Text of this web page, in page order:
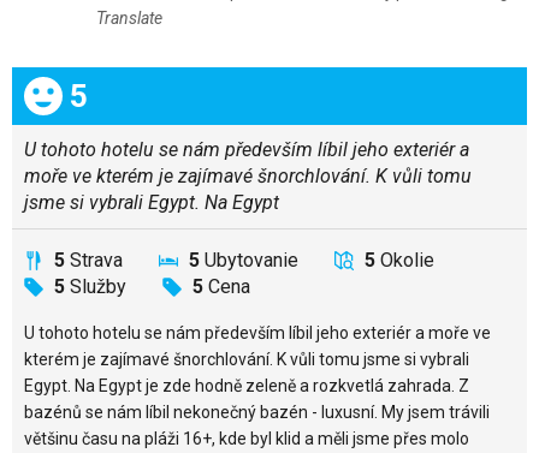
Translate
Celkom:
5
U tohoto hotelu se nám především líbil jeho exteriér a
moře ve kterém je zajímavé šnorchlování. K vůli tomu
jsme si vybrali Egypt. Na Egypt
5 Strava 5 Ubytovanie 5 Okolie
5 Služby 5 Cena
U tohoto hotelu se nám především líbil jeho exteriér a moře ve
kterém je zajímavé šnorchlování. K vůli tomu jsme si vybrali
Egypt. Na Egypt je zde hodně zeleně a rozkvetlá zahrada. Z
bazénů se nám líbil nekonečný bazén - luxusní. My jsem trávili
většinu času na pláži 16+, kde byl klid a měli jsme přes molo